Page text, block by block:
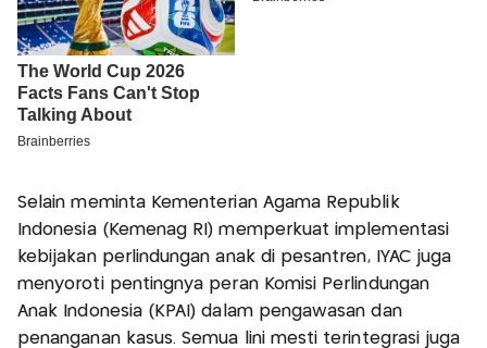
Selain meminta Kementerian Agama Republik
Indonesia (Kemenag RI) memperkuat implementasi
kebijakan perlindungan anak di pesantren, IYAC juga
menyoroti pentingnya peran Komisi Perlindungan
Anak Indonesia (KPAI) dalam pengawasan dan
penanganan kasus. Semua lini mesti terintegrasi juga